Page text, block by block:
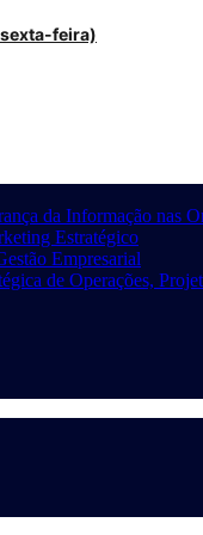
feira)
da Informação nas
Estratégico
Empresarial
de Operações,